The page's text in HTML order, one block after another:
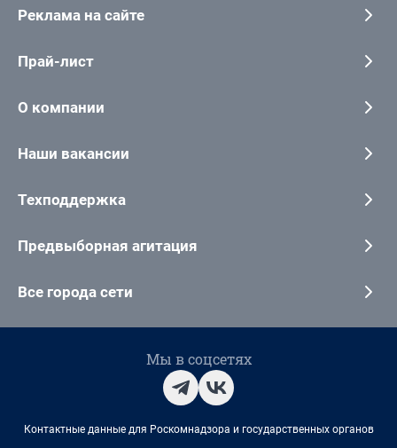
Реклама на сайте
Прай-лист
О компании
Наши вакансии
Техподдержка
Предвыборная агитация
Все города сети
Мы в соцсетях
Контактные данные для Роскомнадзора и государственных органов